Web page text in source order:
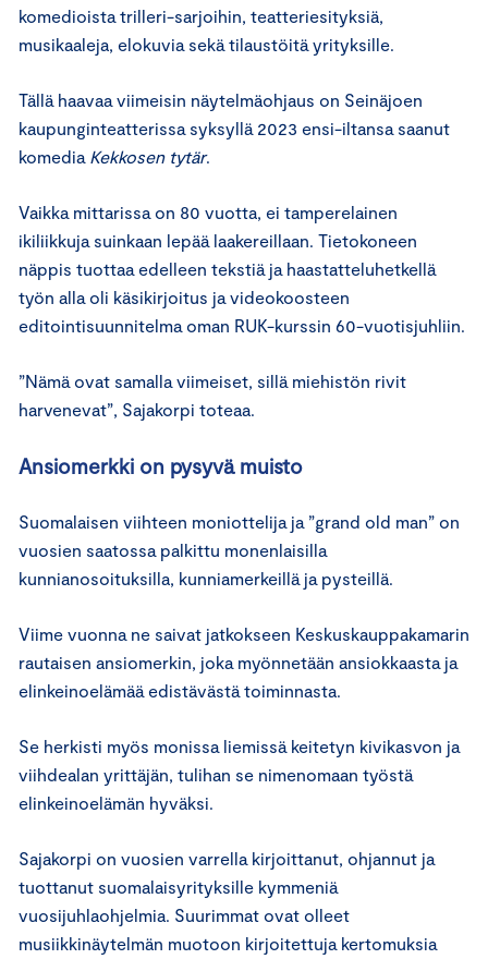
komedioista trilleri-sarjoihin, teatteriesityksiä,
musikaaleja, elokuvia sekä tilaustöitä yrityksille.
Tällä haavaa viimeisin näytelmäohjaus on Seinäjoen
kaupunginteatterissa syksyllä 2023 ensi-iltansa saanut
komedia Kekkosen tytär.
Vaikka mittarissa on 80 vuotta, ei tamperelainen
ikiliikkuja suinkaan lepää laakereillaan. Tietokoneen
näppis tuottaa edelleen tekstiä ja haastatteluhetkellä
työn alla oli käsikirjoitus ja videokoosteen
editointisuunnitelma oman RUK-kurssin 60-vuotisjuhliin.
”Nämä ovat samalla viimeiset, sillä miehistön rivit
harvenevat”, Sajakorpi toteaa.
Ansiomerkki on pysyvä muisto
Suomalaisen viihteen moniottelija ja ”grand old man” on
vuosien saatossa palkittu monenlaisilla
kunnianosoituksilla, kunniamerkeillä ja pysteillä.
Viime vuonna ne saivat jatkokseen Keskuskauppakamarin
rautaisen ansiomerkin, joka myönnetään ansiokkaasta ja
elinkeinoelämää edistävästä toiminnasta.
Se herkisti myös monissa liemissä keitetyn kivikasvon ja
viihdealan yrittäjän, tulihan se nimenomaan työstä
elinkeinoelämän hyväksi.
Sajakorpi on vuosien varrella kirjoittanut, ohjannut ja
tuottanut suomalaisyrityksille kymmeniä
vuosijuhlaohjelmia. Suurimmat ovat olleet
musiikkinäytelmän muotoon kirjoitettuja kertomuksia